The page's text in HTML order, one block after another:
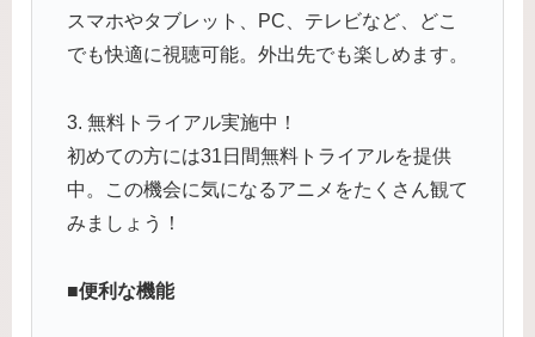
スマホやタブレット、PC、テレビなど、どこ
でも快適に視聴可能。外出先でも楽しめます。
3. 無料トライアル実施中！
初めての方には31日間無料トライアルを提供
中。この機会に気になるアニメをたくさん観て
みましょう！
■便利な機能